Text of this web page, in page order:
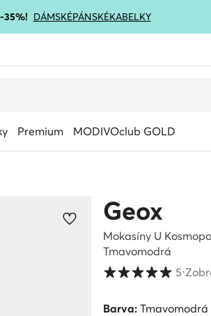
35%! DÁMSKÉPÁNSKÉKABELKY
Premium MODIVOclub GOLD
Geox
Mokasíny U
Tmavomodrá
Hodnocení
5⋅
Barva:Tmavomodrá